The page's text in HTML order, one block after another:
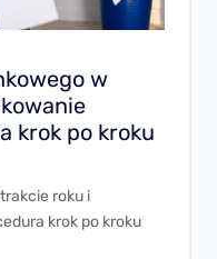
w
krok po kroku
roku i
krok po kroku